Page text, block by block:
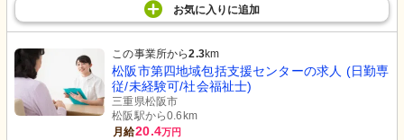
お気に入り に追加
この事業所から2.3km
松阪市第四地域包括支援センターの求人 (日勤専
従/未経験可/社会福祉士)
三重県松阪市
松阪駅から0.6km
月給20.4万円